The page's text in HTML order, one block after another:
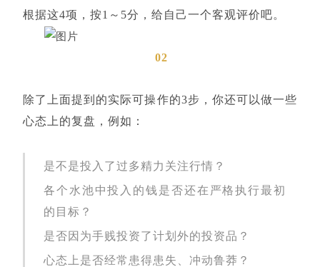
根据这4项，按1～5分，给自己一个客观评价吧。
02
除了上面提到的实际可操作的3步，你还可以做一些
心态上的复盘，例如：
是不是投入了过多精力关注行情？
各个水池中投入的钱是否还在严格执行最初
的目标？
是否因为手贱投资了计划外的投资品？
心态上是否经常患得患失、冲动鲁莽？